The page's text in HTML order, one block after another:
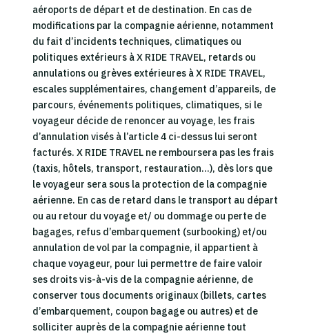
aéroports de départ et de destination. En cas de
modifications par la compagnie aérienne, notamment
du fait d’incidents techniques, climatiques ou
politiques extérieurs à X RIDE TRAVEL, retards ou
annulations ou grèves extérieures à X RIDE TRAVEL,
escales supplémentaires, changement d’appareils, de
parcours, événements politiques, climatiques, si le
voyageur décide de renoncer au voyage, les frais
d’annulation visés à l’article 4 ci-dessus lui seront
facturés. X RIDE TRAVEL ne remboursera pas les frais
(taxis, hôtels, transport, restauration…), dès lors que
le voyageur sera sous la protection de la compagnie
aérienne. En cas de retard dans le transport au départ
ou au retour du voyage et/ ou dommage ou perte de
bagages, refus d’embarquement (surbooking) et/ou
annulation de vol par la compagnie, il appartient à
chaque voyageur, pour lui permettre de faire valoir
ses droits vis-à-vis de la compagnie aérienne, de
conserver tous documents originaux (billets, cartes
d’embarquement, coupon bagage ou autres) et de
solliciter auprès de la compagnie aérienne tout